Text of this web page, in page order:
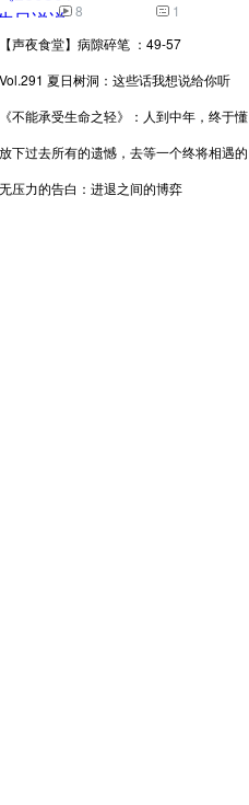
8 1
【声夜食堂】病隙碎笔 ：49-57
Vol.291 夏日树洞：这些话我想说给你听
《不能承受生命之轻》：人到中年，终于懂
放下过去所有的遗憾，去等一个终将相遇的
无压力的告白：进退之间的博弈